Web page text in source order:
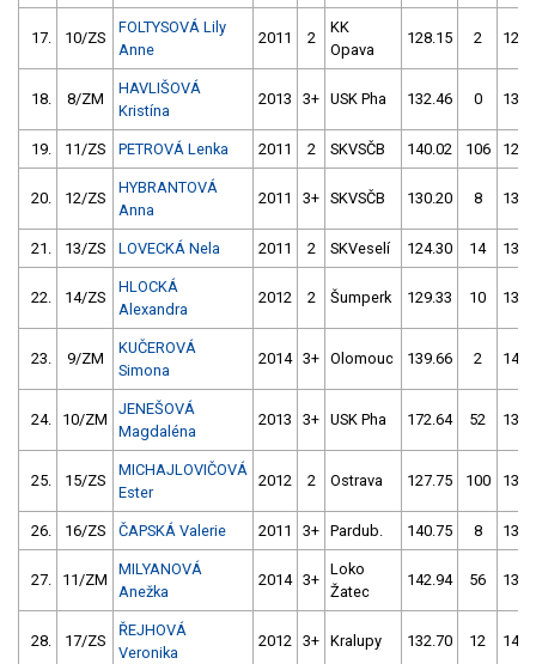
17. 10/ZS
FOLTYSOVÁ Lily
Anne
2011 2
KK
Opava
128.15 2
18. 8/ZM
HAVLIŠOVÁ
Kristína
2013 3+ USK Pha 132.46 0
19. 11/ZS PETROVÁ Lenka 2011 2 SKVSČB 140.02 106
20. 12/ZS
HYBRANTOVÁ
Anna
2011 3+ SKVSČB 130.20 8
21. 13/ZS LOVECKÁ Nela 2011 2 SKVeselí 124.30 14
22. 14/ZS
HLOCKÁ
Alexandra
2012 2 Šumperk 129.33 10
23. 9/ZM
KUČEROVÁ
Simona
2014 3+ Olomouc 139.66 2
24. 10/ZM
JENEŠOVÁ
Magdaléna
2013 3+ USK Pha 172.64 52
25. 15/ZS
MICHAJLOVIČOVÁ
Ester
2012 2 Ostrava 127.75 100
26. 16/ZS ČAPSKÁ Valerie 2011 3+ Pardub. 140.75 8
27. 11/ZM
MILYANOVÁ
Anežka
2014 3+
Loko
Žatec
142.94 56
28. 17/ZS
ŘEJHOVÁ
Veronika
2012 3+ Kralupy 132.70 12